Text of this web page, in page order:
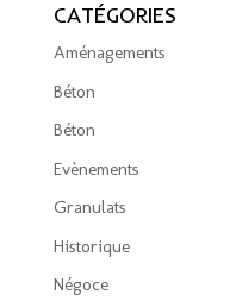
CATÉGORIES
Aménagements
Béton
Béton
Evènements
Granulats
Historique
Négoce